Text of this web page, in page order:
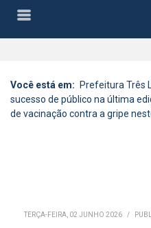
Você está em: Prefeitura Três
sucesso de público na última
de vacinação contra a gripe
TERÇA-FEIRA, 02 JUNHO 2026 /